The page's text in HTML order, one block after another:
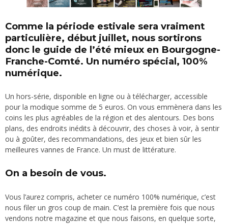
Comme la période estivale sera vraiment
particulière, début juillet, nous sortirons
donc le guide de l’été mieux en Bourgogne-
Franche-Comté. Un numéro spécial, 100%
numérique.
Un hors-série, disponible en ligne ou à télécharger, accessible
pour la modique somme de 5 euros. On vous emmènera dans les
coins les plus agréables de la région et des alentours. Des bons
plans, des endroits inédits à découvrir, des choses à voir, à sentir
ou à goûter, des recommandations, des jeux et bien sûr les
meilleures vannes de France. Un must de littérature.
On a besoin de vous.
Vous l’aurez compris, acheter ce numéro 100% numérique, c’est
nous filer un gros coup de main. C’est la première fois que nous
vendons notre magazine et que nous faisons, en quelque sorte,